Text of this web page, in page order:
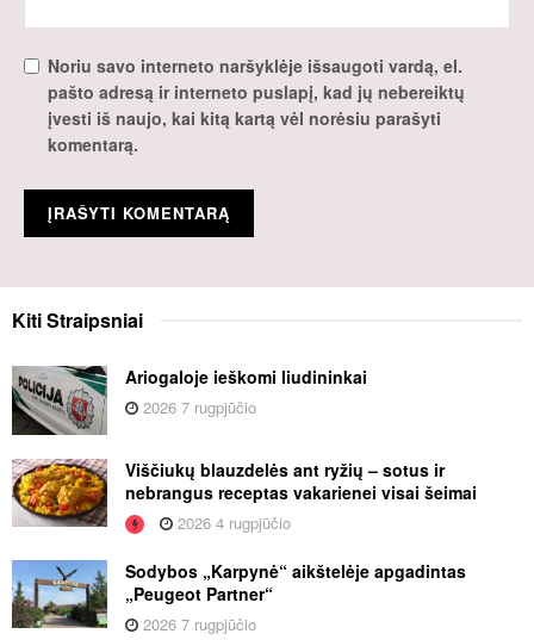
Noriu savo interneto naršyklėje išsaugoti vardą, el.
pašto adresą ir interneto puslapį, kad jų nebereiktų
įvesti iš naujo, kai kitą kartą vėl norėsiu parašyti
komentarą.
KitiStraipsniai
Ariogaloje ieškomi liudininkai
2026 7 rugpjūčio
Viščiukų blauzdelės ant ryžių – sotus ir
nebrangus receptas vakarienei visai šeimai
2026 4 rugpjūčio
Sodybos „Karpynė“ aikštelėje apgadintas
„Peugeot Partner“
2026 7 rugpjūčio